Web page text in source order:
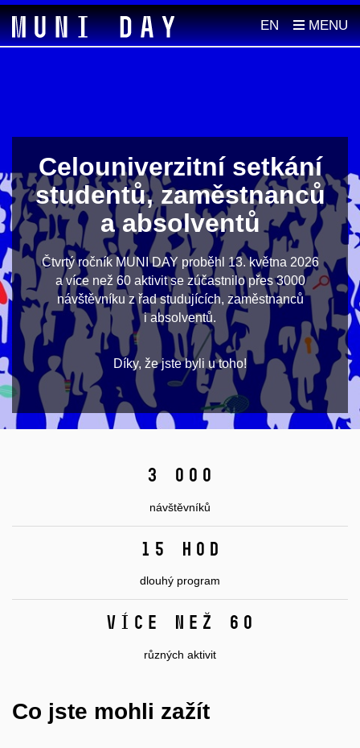
EN
Celouniverzitní setkání
studentů, zaměstnanců
a absolventů
Čtvrtý ročník MUNI DAY proběhl 13. května 2026
a více než 60 aktivit se zúčastnilo přes 3000
návštěvníku z řad studujících, zaměstnanců
i absolventů.
Díky, že jste byli u toho!
3 000
návštěvníků
15 hod
dlouhý program
více než 60
různých aktivit
Co jste mohli zažít